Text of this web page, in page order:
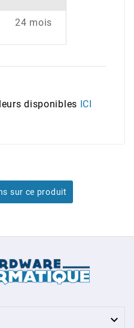
24 mois
disponibles ICI
sur ce produit
